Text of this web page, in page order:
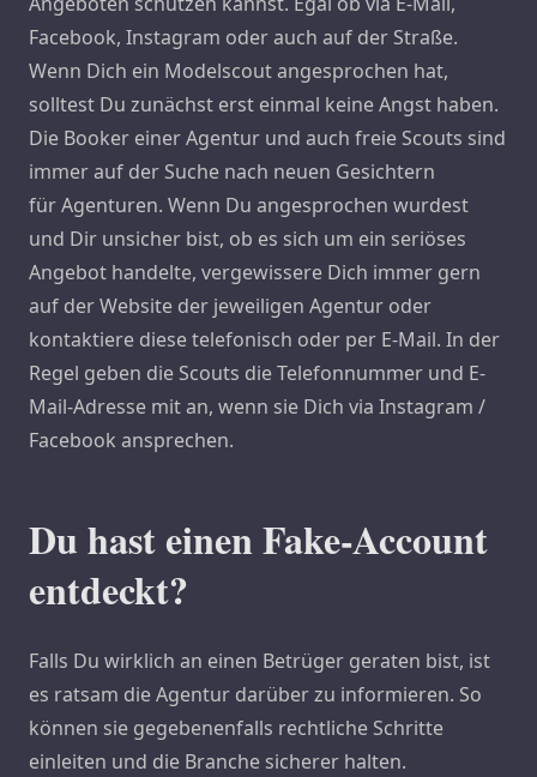
Facebook, Instagram oder auch auf der Straße.
Wenn Dich ein Modelscout angesprochen hat,
solltest Du zunächst erst einmal keine Angst haben.
Die Booker einer Agentur und auch freie Scouts sind
immer auf der Suche nach neuen Gesichtern
für Agenturen. Wenn Du angesprochen wurdest
und Dir unsicher bist, ob es sich um ein seriöses
Angebot handelte, vergewissere Dich immer gern
auf der Website der jeweiligen Agentur oder
kontaktiere diese telefonisch oder per E-Mail. In der
Regel geben die Scouts die Telefonnummer und E-
Mail-Adresse mit an, wenn sie Dich via Instagram /
Facebook ansprechen.
Du hast einen Fake-Account
entdeckt?
Falls Du wirklich an einen Betrüger geraten bist, ist
es ratsam die Agentur darüber zu informieren. So
können sie gegebenenfalls rechtliche Schritte
einleiten und die Branche sicherer halten.